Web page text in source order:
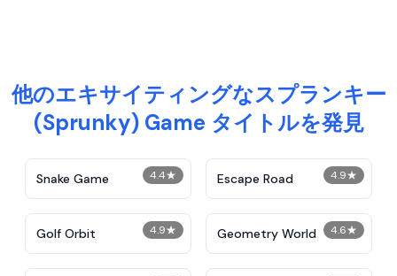
他のエキサイティングなスプランキー
(Sprunky) Game タイトルを発見
4.4★
Snake Game 4.9★
Escape Road
4.9★
Golf Orbit 4.6★
Geometry World